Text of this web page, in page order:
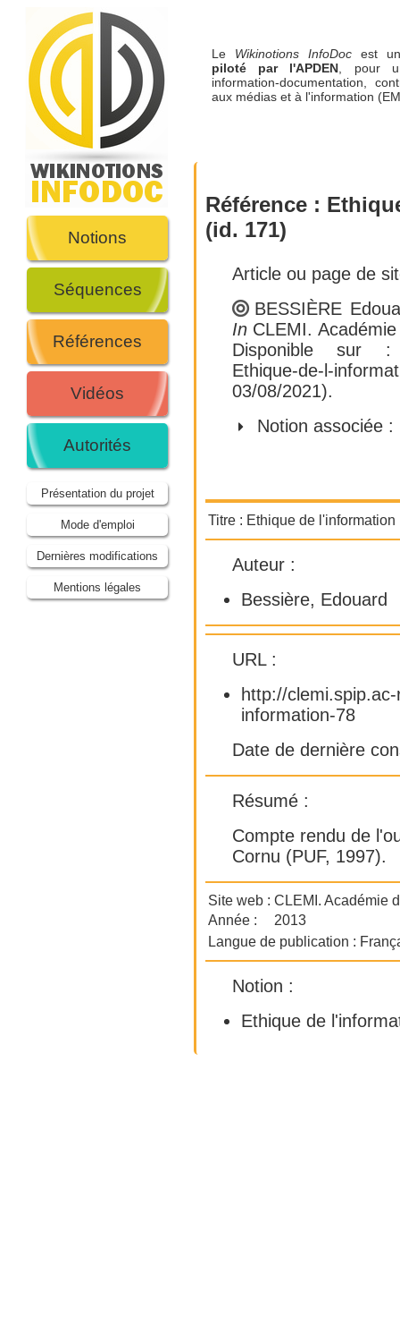
Notions
Séquences
Références
Vidéos
Autorités
Présentation du projet
Mode d'emploi
Dernières modifications
Mentions légales
Le Wikinotions InfoDoc est
piloté par l'APDEN, pour
information-documentation,
aux médias et à l'information
Référence :
(id. 171)
Article ou page de
BESSIÈRE
In CLEMI.
Disponible
Ethique-de-l-
03/08/2021).
Notion associée :
Titre : Ethique de l'information
Auteur :
Bessière, Edouard
URL :
http://
information-78
Date de dernière
Résumé :
Compte rendu de
Cornu (PUF, 1997).
Site web : CLEMI. Académie
Année :
2013
Langue de publication :
Notion :
Ethique de